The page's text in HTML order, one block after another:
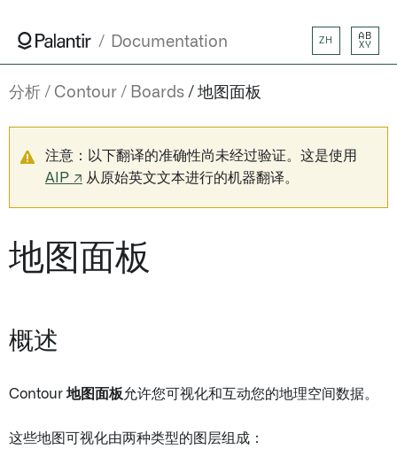
Documentation ZH
AB
XY
分析 Contour Boards 地图面板
注意：以下翻译的准确性尚未经过验证。这是使用
AIP ↗ 从原始英文文本进行的机器翻译。
地图面板
概述
Contour 地图面板允许您可视化和互动您的地理空间数据。
这些地图可视化由两种类型的图层组成：